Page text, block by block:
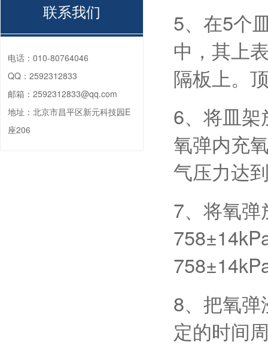
5、在5个
中，其上
隔板上。
6、将皿
氧弹内充
气压力达
7、将氧
8、把氧
定的时间
联系我们
电话： 010-80764046
QQ： 2592312833
邮箱： 2592312833@qq.com
地址： 北京市昌平区新元科技园E
座206